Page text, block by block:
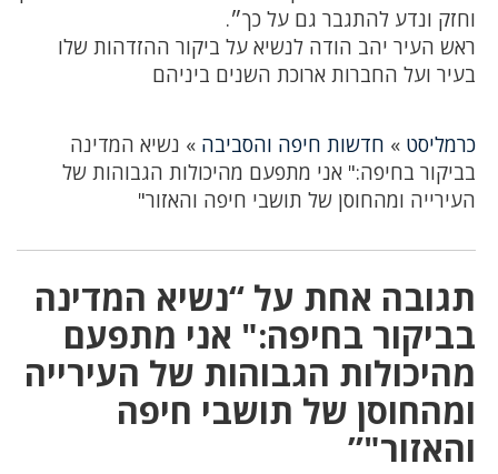
וחזק ונדע להתגבר גם על כך״.
ראש העיר יהב הודה לנשיא על ביקור ההזדהות שלו
בעיר ועל החברות ארוכת השנים ביניהם
כרמליסט » חדשות חיפה והסביבה » נשיא המדינה
בביקור בחיפה:" אני מתפעם מהיכולות הגבוהות של
העירייה ומהחוסן של תושבי חיפה והאזור"
תגובה אחת על “נשיא המדינה
בביקור בחיפה:" אני מתפעם
מהיכולות הגבוהות של העירייה
ומהחוסן של תושבי חיפה
והאזור"”